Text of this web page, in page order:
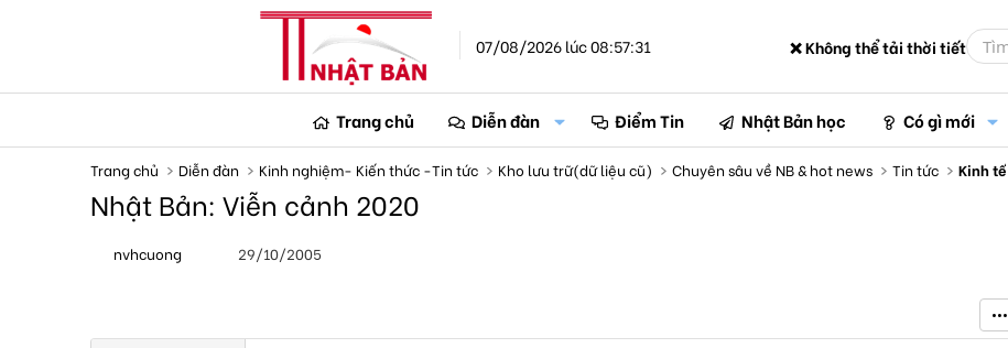
07/08/2026 lúc 08:57:31 ❌ Không thể tải thời tiết
Trang chủ Diễn đàn Điểm Tin Nhật Bản học Có gì mới
Trang chủ Diễn đàn Kinh nghiệm- Kiến thức -Tin tức Kho lưu trữ(dữ liệu cũ) Chuyên sâu về NB & hot news Tin tức Kinh tế
Nhật Bản: Viễn cảnh 2020
h
d
nvhcuong
ử
29/10/2005
•••